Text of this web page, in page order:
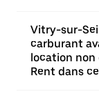
Vitry-sur-
carburant
location non
Rent dans